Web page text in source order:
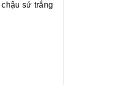
sứ trắng